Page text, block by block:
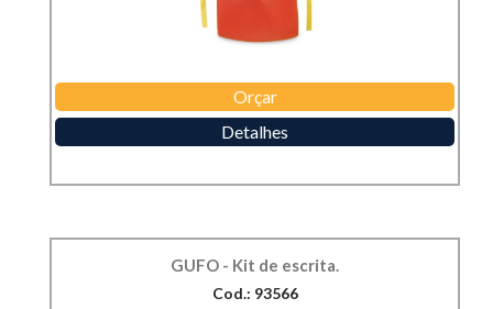
Orçar
Detalhes
GUFO - Kit de escrita.
Cod.: 93566